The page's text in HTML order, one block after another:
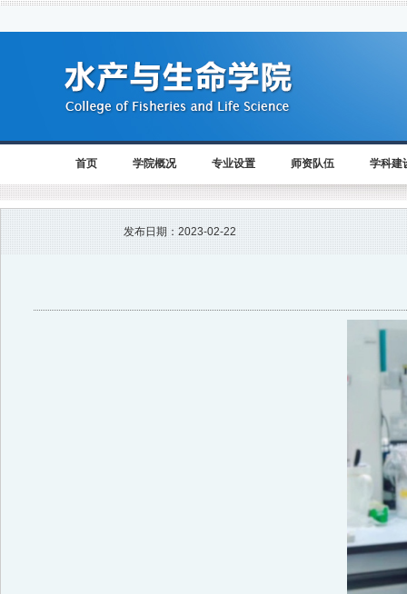
首页 学院概况 专业设置 师资队伍 学科建
发布日期：2023-02-22